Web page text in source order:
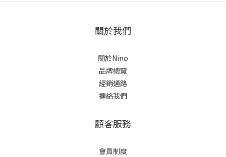
關於我們
關於Nino
品牌總覽
經銷通路
連絡我們
顧客服務
會員制度